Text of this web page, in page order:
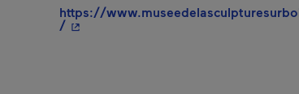
https://
/- Cet hyperlien s'ouvrira dans une